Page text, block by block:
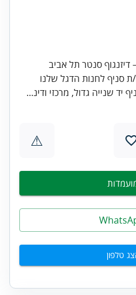
סנטר תל אביב
סניף לחנות הדגל שלנו
יד שנייה גדול, מרכזי ודינ...
⚠
טלפון